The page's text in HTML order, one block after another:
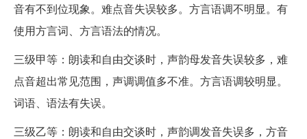
音有不到位现象。难点音失误较多。方言语调不明显。有
使用方言词、方言语法的情况。
三级甲等：朗读和自由交谈时，声韵母发音失误较多，难
点音超出常见范围，声调调值多不准。方言语调较明显。
词语、语法有失误。
三级乙等：朗读和自由交谈时，声韵调发音失误多，方音